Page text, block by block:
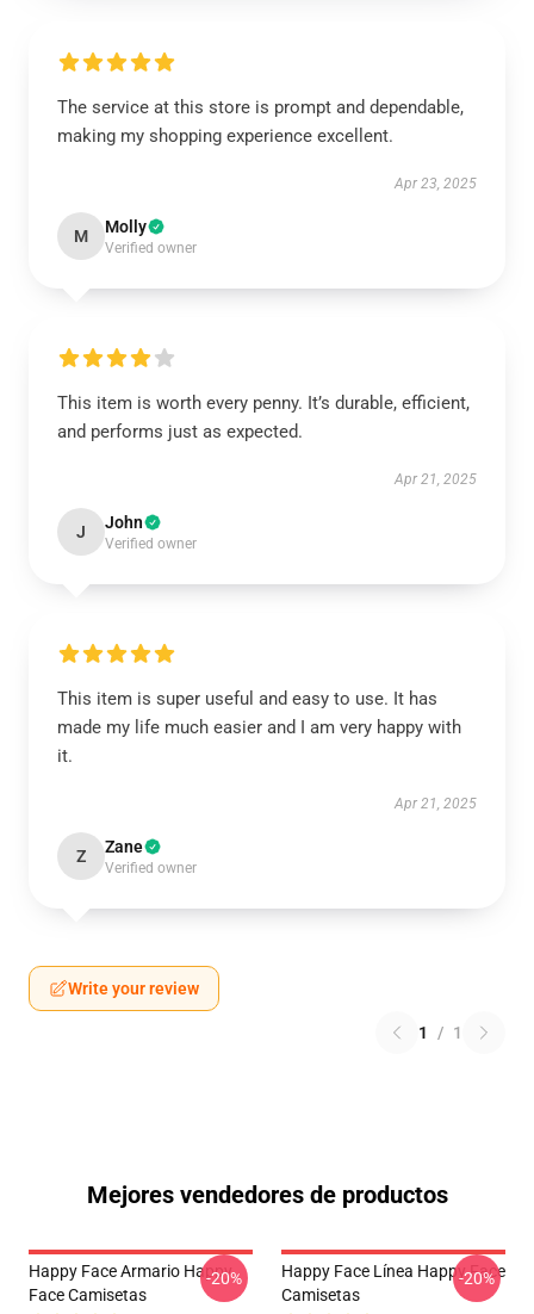
The service at this store is prompt and dependable,
making my shopping experience excellent.
Apr 23, 2025
M Molly
Verified owner
This item is worth every penny. It’s durable, efficient,
and performs just as expected.
Apr 21, 2025
J John
Verified owner
This item is super useful and easy to use. It has
made my life much easier and I am very happy with
it.
Apr 21, 2025
Z Zane
Verified owner
Write your review
1 / 1
Mejores vendedores de productos
Happy Face Armario Happy
Face Camisetas
-20%
Happy Face Línea Happy Face
Camisetas
-20%